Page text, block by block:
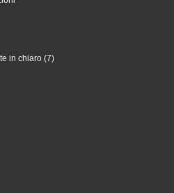
in chiaro (7)